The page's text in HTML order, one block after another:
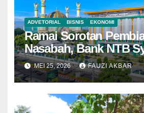
ADVETORIAL BISNIS EKONOMI
Ramai Sorotan
Nasabah, Bank NTB
Tegaskan Semua
Prosedur
MEI 25, 2026 FAUZI AKBAR